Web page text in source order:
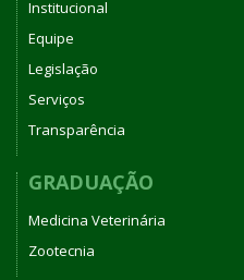
Institucional
Equipe
Legislação
Serviços
Transparência
GRADUAÇÃO
Medicina Veterinária
Zootecnia